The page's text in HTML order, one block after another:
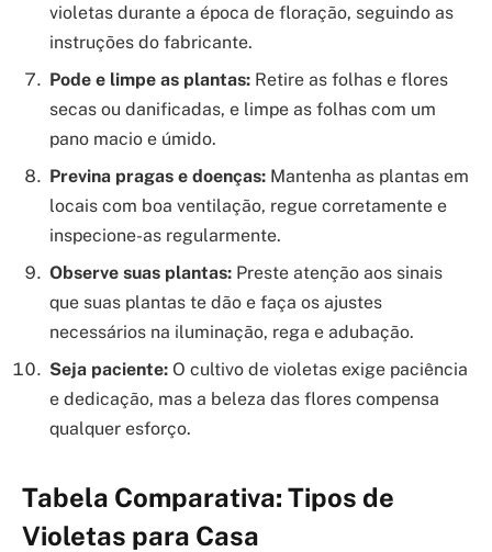
violetas durante a época de floração, seguindo as
instruções do fabricante.
Pode e limpe as plantas: Retire as folhas e flores
secas ou danificadas, e limpe as folhas com um
pano macio e úmido.
Previna pragas e doenças: Mantenha as plantas em
locais com boa ventilação, regue corretamente e
inspecione-as regularmente.
Observe suas plantas: Preste atenção aos sinais
que suas plantas te dão e faça os ajustes
necessários na iluminação, rega e adubação.
Seja paciente: O cultivo de violetas exige paciência
e dedicação, mas a beleza das flores compensa
qualquer esforço.
Tabela Comparativa: Tipos de
Violetas para Casa